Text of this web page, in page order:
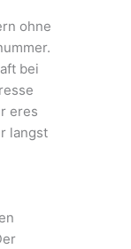
ohne
bei
eres
langst